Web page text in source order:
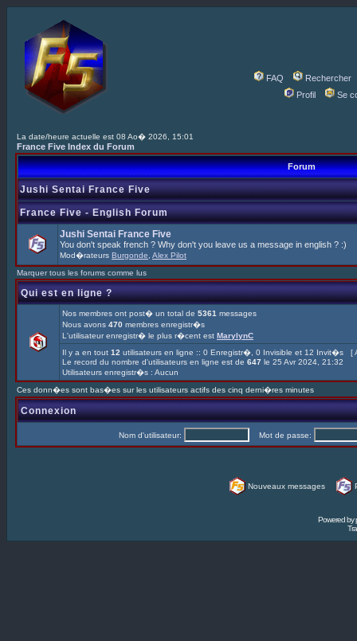
FAQ
Rechercher
Profil
Se
La date/heure actuelle est 08 Ao� 2026, 15:01
France Five Index du Forum
Forum
Jushi Sentai France Five
France Five - English Forum
Jushi Sentai France Five
You don't speak french ? Why don't you leave us a message in english ? :)
Mod�rateurs Burgonde Alex Pilot
Marquer tous les forums comme lus
Qui est en ligne ?
Nos membres ont post� un total de 5361 messages
Nous avons 470 membres enregistr�s
L'utilisateur enregistr� le plus r�cent est MarylynC
Il y a en tout 12 utilisateurs en ligne :: 0 Enregistr�, 0 Invisible et 12 Invit�s [
Le record du nombre d'utilisateurs en ligne est de 647 le 25 Avr 2024, 21:32
Utilisateurs enregistr�s : Aucun
Ces donn�es sont bas�es sur les utilisateurs actifs des cinq derni�res minutes
Connexion
Nom d'utilisateur: Mot de passe:
Nouveaux messages
Powered by